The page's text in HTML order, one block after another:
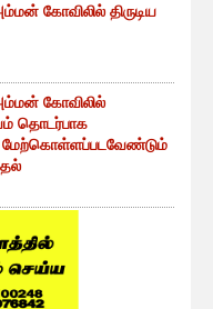
கோவிலில் திருடிய
கோவிலில்
தொடர்பாக
மேற்கொள்ளப்படவேண்டும்